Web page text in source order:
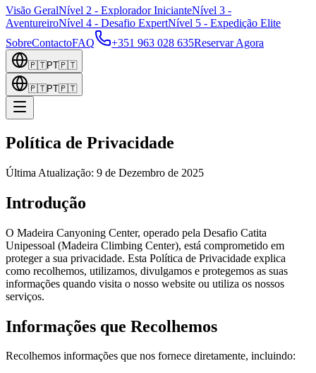
Visão GeralNível 2 - Explorador InicianteNível 3 -
AventureiroNível 4 - Desafio ExpertNível 5 - Expedição Elite
SobreContactoFAQ +351 963 028 635Reservar Agora
🇵🇹PT🇵🇹
🇵🇹PT🇵🇹
Política de Privacidade
Última Atualização: 9 de Dezembro de 2025
Introdução
O Madeira Canyoning Center, operado pela Desafio Catita
Unipessoal (Madeira Climbing Center), está comprometido em
proteger a sua privacidade. Esta Política de Privacidade explica
como recolhemos, utilizamos, divulgamos e protegemos as suas
informações quando visita o nosso website ou utiliza os nossos
serviços.
Informações que Recolhemos
Recolhemos informações que nos fornece diretamente, incluindo: